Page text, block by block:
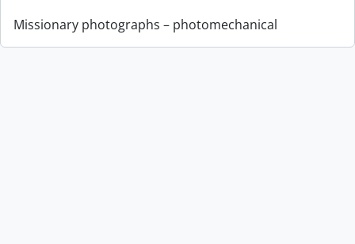
Missionary photographs – photomechanical